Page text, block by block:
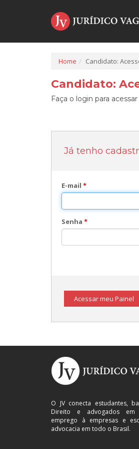
Home Candidato:
Candidato:
Faça o login para
Já tenho
E-mail *
Senha *
Acessar meu Painel
O JV conecta estudantes,
Direito e advogados em
emprego à empresas e
advocacia em todo o Brasil.